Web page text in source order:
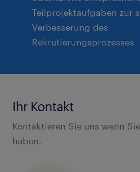
Teilprojektaufgaben zur
Verbesserung des
Rekrutierungsprozesses
Ihr Kontakt
Kontaktieren Sie uns wenn
haben.